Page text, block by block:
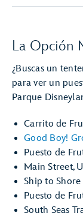
La Opción
¿Buscas un
para ver un
Parque
Carrito de
Good Boy!
Puesto de
Main Street,
Ship to
Puesto de
South Seas